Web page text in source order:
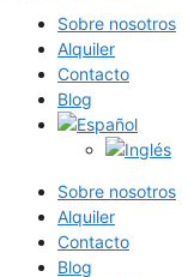
Sobre nosotros
Alquiler
Contacto
Blog
Sobre nosotros
Alquiler
Contacto
Blog